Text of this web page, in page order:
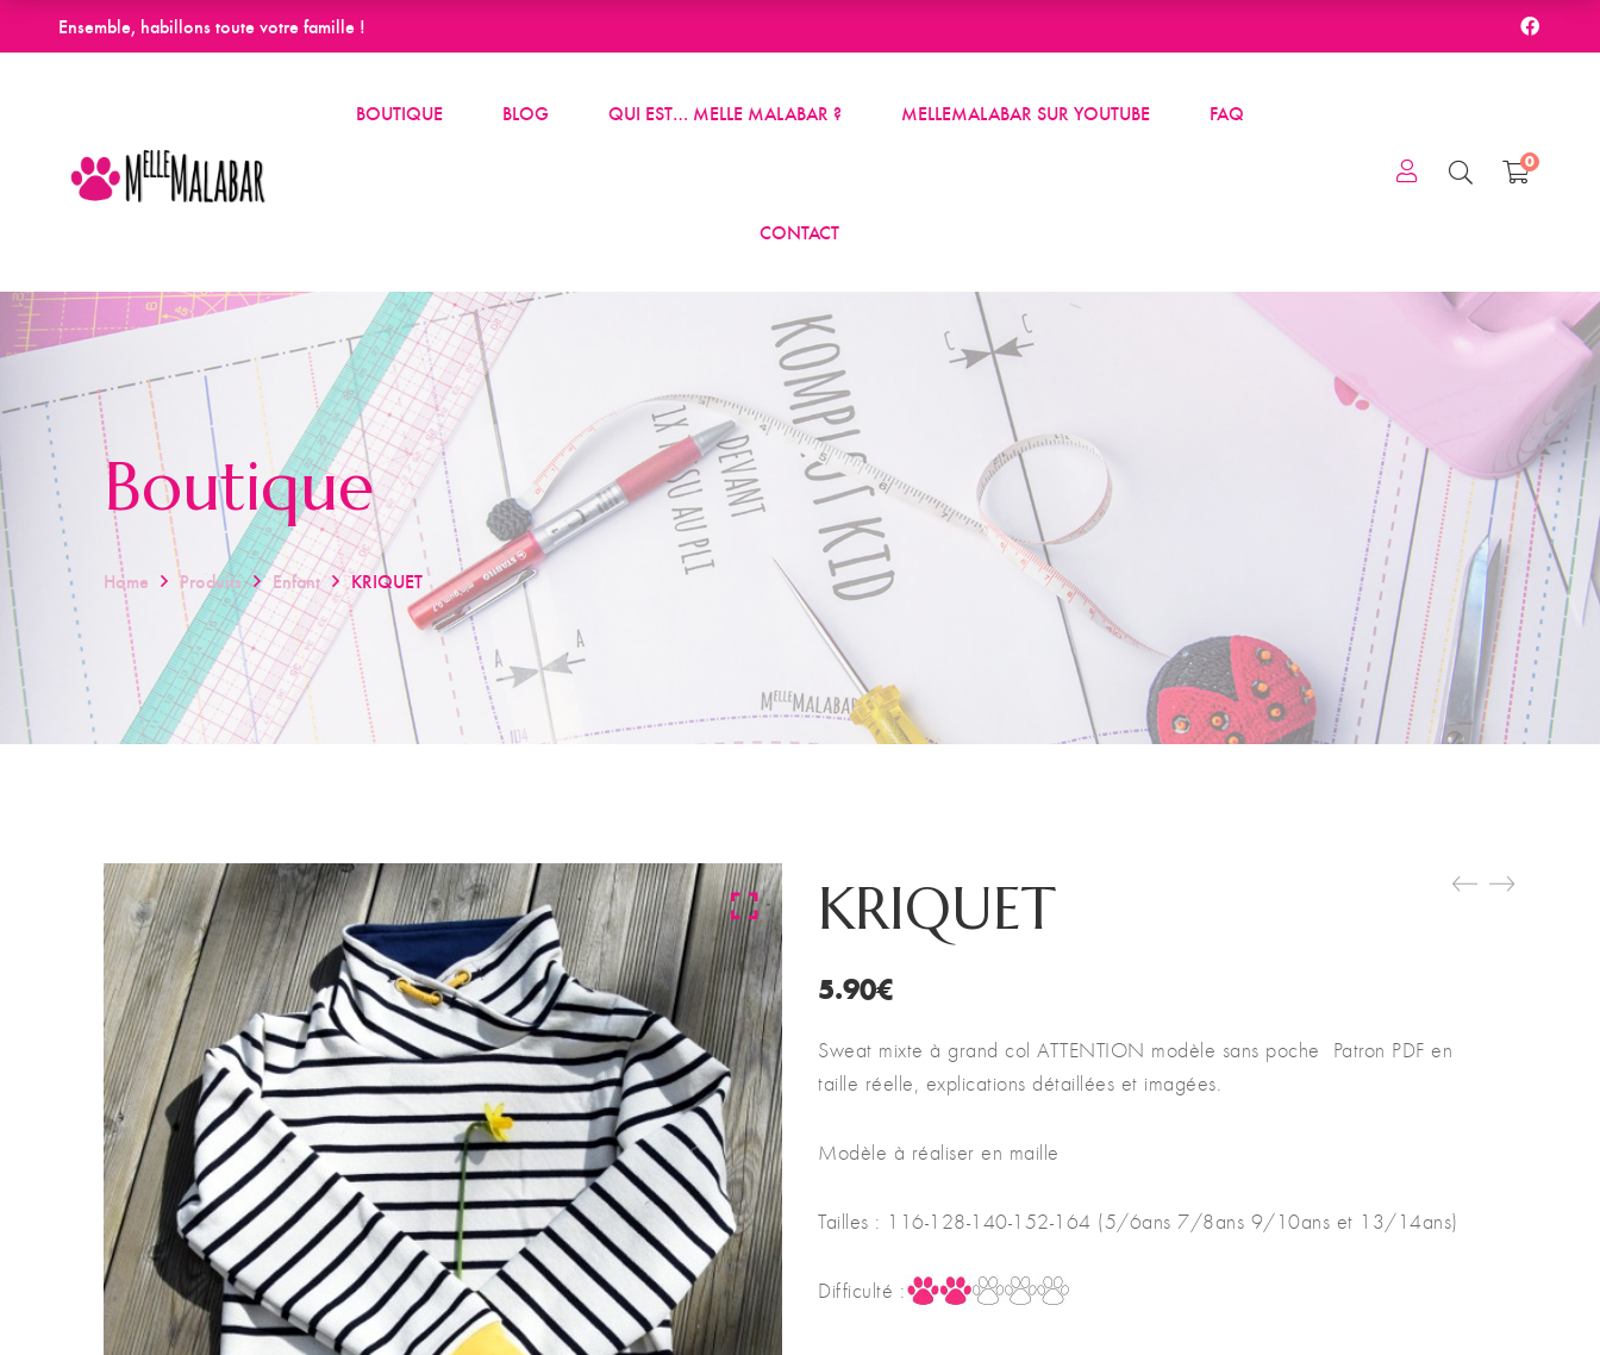
Ensemble, habillons toute votre famille !
BOUTIQUE BLOG QUI EST… MELLE MALABAR ? MELLEMALABAR SUR YOUTUBE FAQ
CONTACT
0
Boutique
Home Produits Enfant KRIQUET
KRIQUET
5.90€
Sweat mixte à grand col ATTENTION modèle sans poche Patron PDF en
taille réelle, explications détaillées et imagées.
Modèle à réaliser en maille
Tailles : 116-128-140-152-164 (5/6ans 7/8ans 9/10ans et 13/14ans)
Difficulté :